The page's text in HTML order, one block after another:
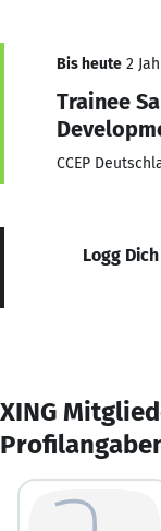
Bis heute 2
Trainee
CCEP
Logg
XING